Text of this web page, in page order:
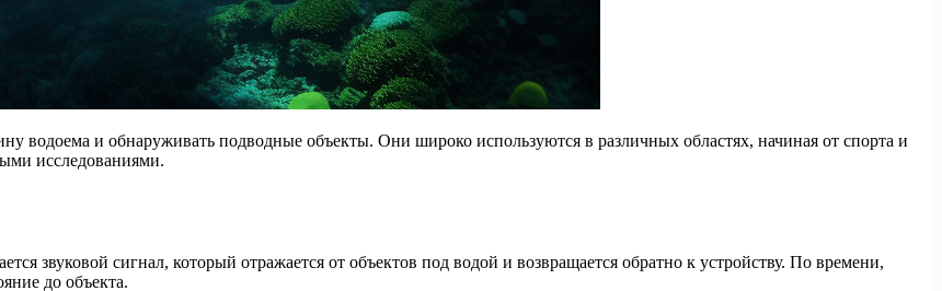
водоема и обнаруживать подводные объекты. Они широко используются в различных областях, начиная от спорта и
исследованиями.
звуковой сигнал, который отражается от объектов под водой и возвращается обратно к устройству. По времени,
до объекта.